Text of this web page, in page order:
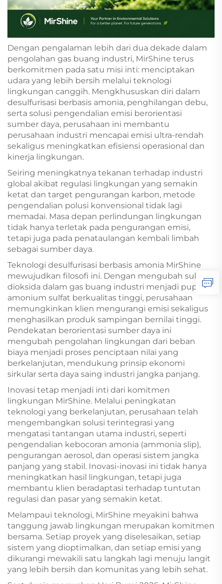
Dengan pengalaman lebih dari dua dekade dalam
pengolahan gas buang industri, MirShine terus
berkomitmen pada satu misi inti: menciptakan
udara yang lebih bersih melalui teknologi
lingkungan canggih. Mengkhususkan diri dalam
desulfurisasi berbasis amonia, penghilangan debu,
serta solusi pengendalian emisi berorientasi
sumber daya, perusahaan ini membantu
perusahaan industri mencapai emisi ultra-rendah
sekaligus meningkatkan efisiensi operasional dan
kinerja lingkungan.
Seiring meningkatnya tekanan terhadap industri
global akibat regulasi lingkungan yang semakin
ketat dan target pengurangan karbon, metode
pengendalian polusi konvensional tidak lagi
memadai. Masa depan perlindungan lingkungan
tidak hanya terletak pada pengurangan emisi,
tetapi juga pada penataulangan kembali limbah
sebagai sumber daya.
Teknologi desulfurisasi berbasis amonia MirShine
mewujudkan filosofi ini. Dengan mengubah sulfur
dioksida dalam gas buang industri menjadi pupuk
amonium sulfat berkualitas tinggi, perusahaan
memungkinkan klien mengurangi emisi sekaligus
menghasilkan produk sampingan bernilai tinggi.
Pendekatan berorientasi sumber daya ini
mengubah pengolahan lingkungan dari beban
biaya menjadi proses penciptaan nilai yang
berkelanjutan, mendukung prinsip ekonomi
sirkular serta daya saing industri jangka panjang.
Inovasi tetap menjadi inti dari komitmen
lingkungan MirShine. Melalui peningkatan
teknologi yang berkelanjutan, perusahaan telah
mengembangkan solusi terintegrasi yang
mengatasi tantangan utama industri, seperti
pengendalian kebocoran amonia (ammonia slip),
pengurangan aerosol, dan operasi sistem jangka
panjang yang stabil. Inovasi-inovasi ini tidak hanya
meningkatkan hasil lingkungan, tetapi juga
membantu klien beradaptasi terhadap tuntutan
regulasi dan pasar yang semakin ketat.
Melampaui teknologi, MirShine meyakini bahwa
tanggung jawab lingkungan merupakan komitmen
bersama. Setiap proyek yang diselesaikan, setiap
sistem yang dioptimalkan, dan setiap emisi yang
dikurangi mewakili satu langkah lagi menuju langit
yang lebih bersih dan komunitas yang lebih sehat.